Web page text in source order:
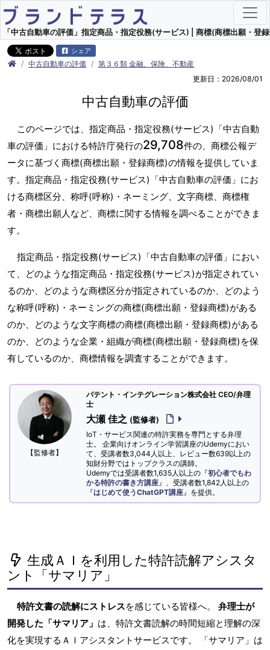
「中古自動車の評価」指定商品・指定役務(サービス) | 商標(商標出願・登
シェア
中古自動車の評価
第３６類 金融、保険、不動産
更新日：2026/08/01
中古自動車の評価
このページでは、指定商品・指定役務(サービス)「中古自動
車の評価」における特許庁発行の29,708件の、商標公報デ
ータに基づく商標(商標出願・登録商標)の情報を提供していま
す。指定商品・指定役務(サービス)「中古自動車の評価」にお
ける商標区分、称呼(呼称)・ネーミング、文字商標、商標権
者・商標出願人など、商標に関する情報を調べることができま
す。
指定商品・指定役務(サービス)「中古自動車の評価」におい
て、どのような指定商品・指定役務(サービス)が指定されてい
るのか、どのような商標区分が指定されているのか、どのよう
な称呼(呼称)・ネーミングの商標(商標出願・登録商標)がある
のか、どのような文字商標の商標(商標出願・登録商標)がある
のか、どのような企業・組織が商標(商標出願・登録商標)を保
有しているのか、商標情報を調査することができます。
【監修者】
パテント・インテグレーション株式会社 CEO/弁理
士
大瀬 佳之 (監修者)
IoT・サービス関連の特許実務を専門とする弁理
士。 企業向けオンライン学習講座のUdemyにおい
て、受講者数3,044人以上、レビュー数639以上の
知財分野ではトップクラスの講師。
Udemyでは受講者数1,635人以上の『初心者でもわ
かる特許の書き方講座 』、受講者数1,842人以上の
『はじめて使うChatGPT講座 』を提供。
生成ＡＩを利用した特許読解アシスタ
ント「サマリア」
特許文書の読解にストレスを感じている皆様へ。 弁理士が
開発した「サマリア」 は、特許文書読解の時間短縮と理解の深
化を実現するＡＩアシスタントサービスです。 「サマリア」は